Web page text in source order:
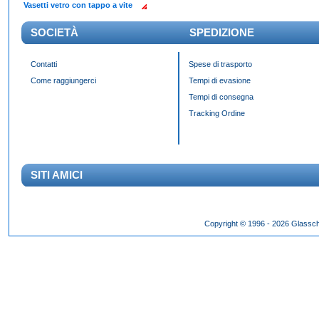
Vasetti vetro con tappo a vite
SOCIETÀ SPEDIZIONE
Contatti
Come raggiungerci
Spese di trasporto
Tempi di evasione
Tempi di consegna
Tracking Ordine
SITI AMICI
dessen klassisches Erscheinungsbild über
Copyright © 1996 - 2026